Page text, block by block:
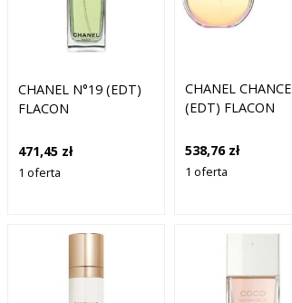
CHANEL N°19 (EDT)
FLACON
471,45 zł
1 oferta
CHANEL CHANCE
(EDT) FLACON
538,76 zł
1 oferta